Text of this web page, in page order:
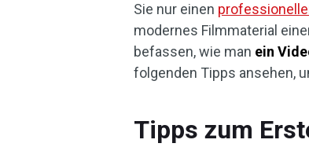
Sie nur einen
modernes Filmmaterial
befassen, wie man ein
folgenden Tipps ansehen,
Tipps zum